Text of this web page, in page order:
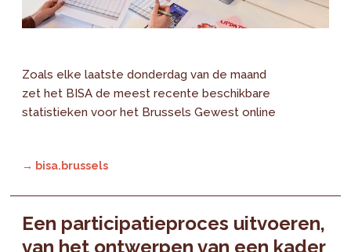
Zoals elke laatste donderdag van de maand
zet het BISA de meest recente beschikbare
statistieken voor het Brussels Gewest online
→ bisa.brussels
Een participatieproces uitvoeren,
van het ontwerpen van een kader